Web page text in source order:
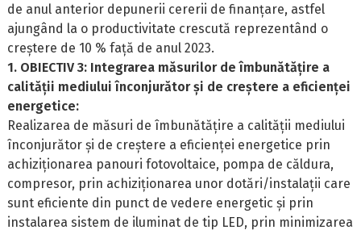
de anul anterior depunerii cererii de finanțare, astfel
ajungând la o productivitate crescută reprezentând o
creștere de 10 % față de anul 2023.
1. OBIECTIV 3: Integrarea măsurilor de îmbunătățire a
calității mediului înconjurător și de creștere a eficienței
energetice:
Realizarea de măsuri de îmbunătățire a calității mediului
înconjurător și de creștere a eficienței energetice prin
achiziționarea panouri fotovoltaice, pompa de căldura,
compresor, prin achiziționarea unor dotări/instalații care
sunt eficiente din punct de vedere energetic și prin
instalarea sistem de iluminat de tip LED, prin minimizarea